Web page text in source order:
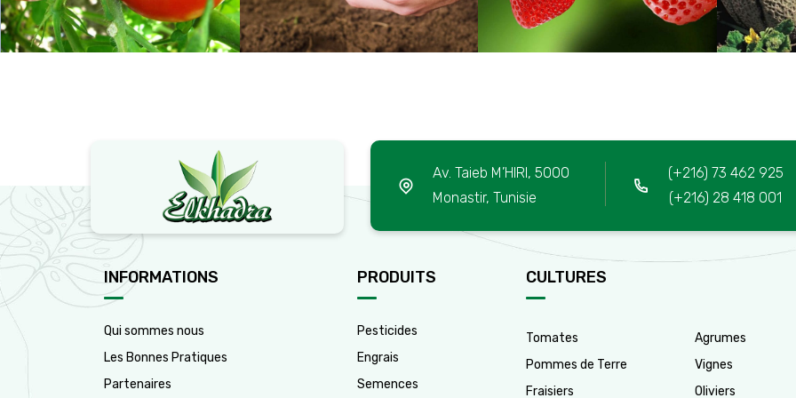
Av. Taieb M’HIRI, 5000
Monastir, Tunisie
(+216) 73 462 925
(+216) 28 418 001
INFORMATIONS
Qui sommes nous
Les Bonnes Pratiques
Partenaires
PRODUITS
Pesticides
Engrais
Semences
CULTURES
Tomates
Pommes de Terre
Fraisiers
2
Agrumes
Vignes
Oliviers